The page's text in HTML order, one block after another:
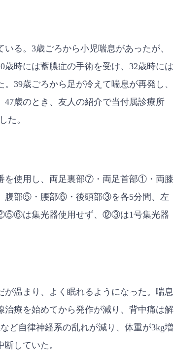
る。3歳ごろから小児喘息があったが、
歳時には蓄膿症の手術を受け、32歳時には
39歳ごろから足が冷えて喘息が再発し、
歳のとき、友人の紹介で当付属診療所
した。
を使用し、両足裏部⑦・両足首部①・両膝
腹部⑤・腰部⑥・後頭部③を各5分間、左
は集光器使用せず、⑫③は1号集光器
温まり、よく眠れるようになった。喘息
治療を始めてから発作が減り、背中痛は解
ど自律神経系の乱れが減り、体重が3kg増
していた。